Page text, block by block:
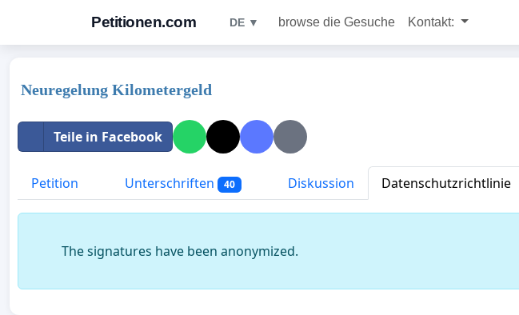
Petitionen.com DE ▼ browse die Gesuche Kontakt:
Neuregelung Kilometergeld
Teile in Facebook
Petition Unterschriften 40 Diskussion Datenschutzrichtlinie
The signatures have been anonymized.